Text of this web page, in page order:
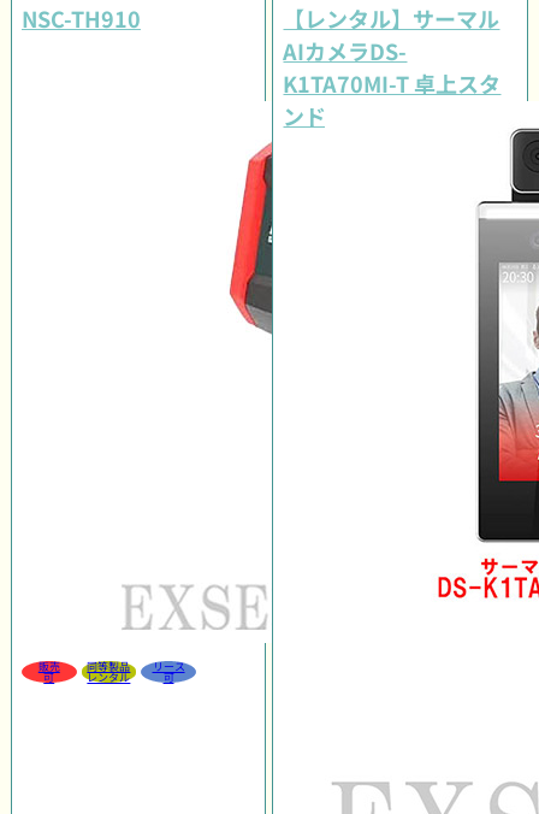
NSC-TH910
販売
可
同等製品
レンタル
リース
可
【レンタル】サーマル
AIカメラDS-
K1TA70MI-T 卓上スタ
ンドセット